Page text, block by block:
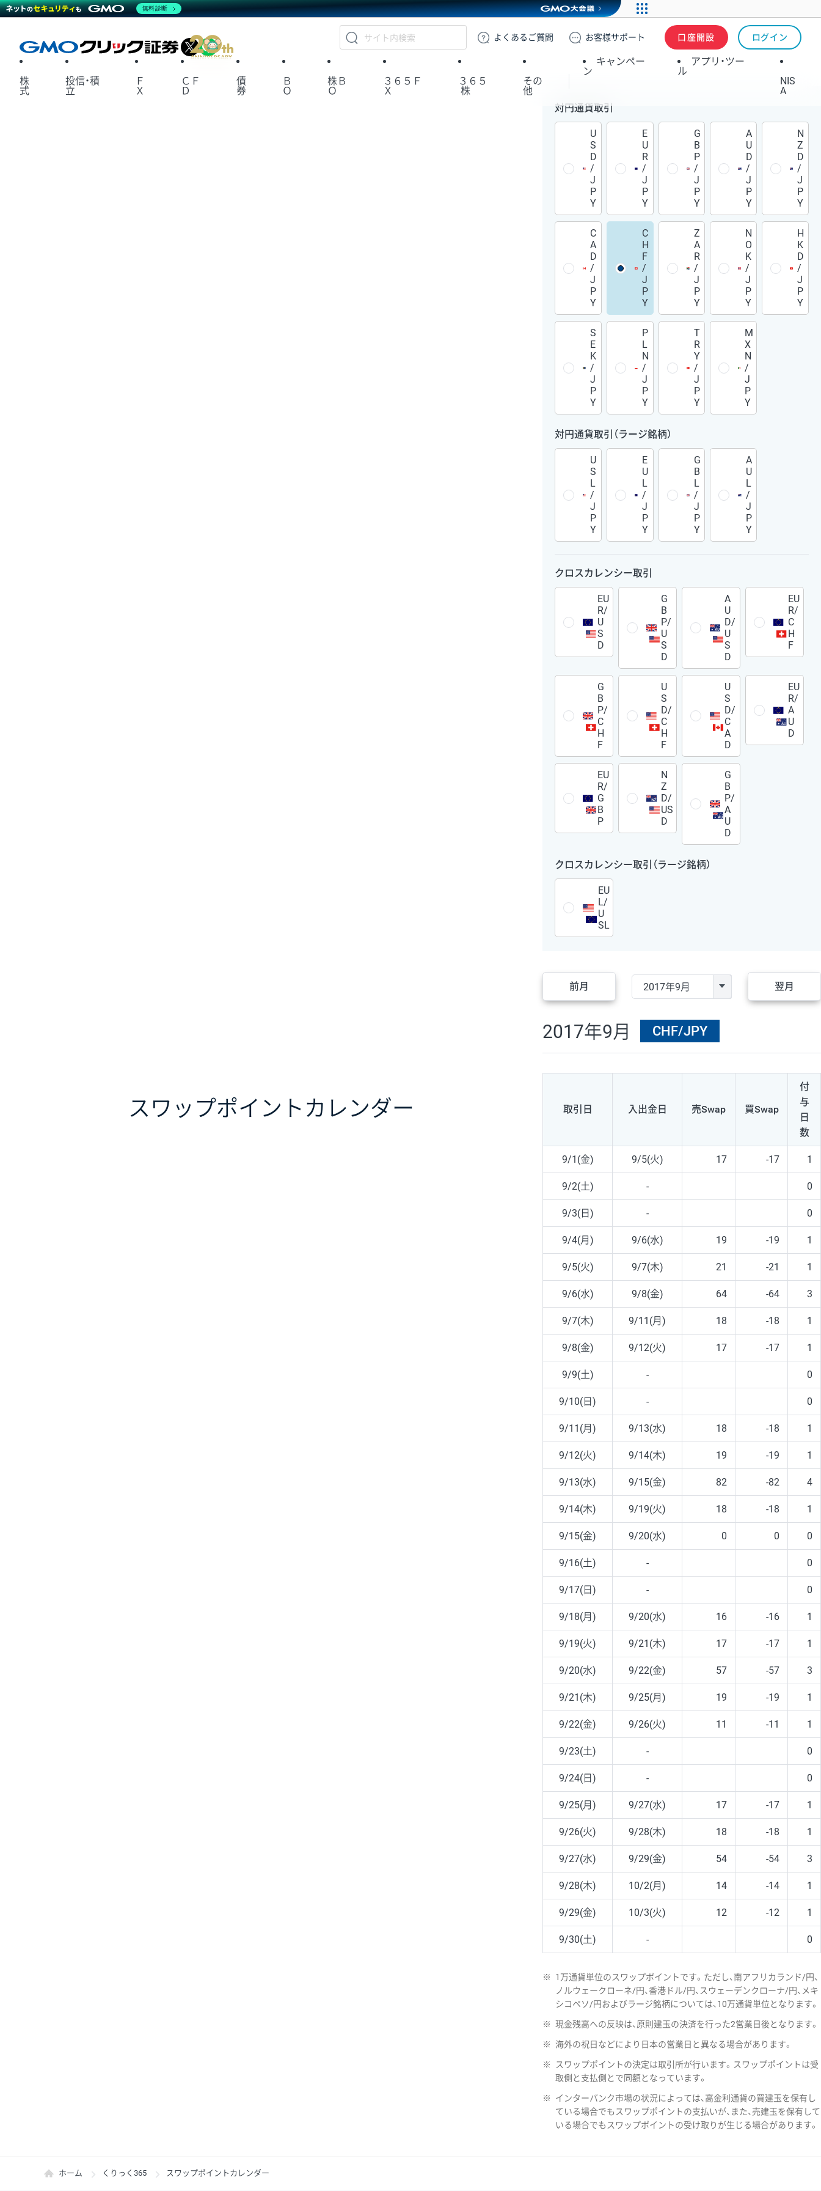
GMOクリック証券
よくある ご質問 お客様サポート 口座開設 ログイン
X
株
式
投信・積
立
Ｆ
Ｘ
ＣＦ
Ｄ
債
券
Ｂ
Ｏ
株Ｂ
Ｏ
３６５Ｆ
Ｘ
３６５
株
その
他
キャンペー
ン
アプリ・ツー
ル
NIS
A
スワップポイント カレンダー
対円通貨取引
U
S
D
/
J
P
Y
E
U
R
/
J
P
Y
G
B
P
/
J
P
Y
A
U
D
/
J
P
Y
N
Z
D
/
J
P
Y
C
A
D
/
J
P
Y
C
H
F
/
J
P
Y
Z
A
R
/
J
P
Y
N
O
K
/
J
P
Y
H
K
D
/
J
P
Y
S
E
K
/
J
P
Y
P
L
N
/
J
P
Y
T
R
Y
/
J
P
Y
M
X
N
/
J
P
Y
対円通貨取引（ラージ銘柄）
U
S
L
/
J
P
Y
E
U
L
/
J
P
Y
G
B
L
/
J
P
Y
A
U
L
/
J
P
Y
クロスカレンシー取引
EU
R/
U
S
D
G
B
P/
U
S
D
A
U
D/
U
S
D
EU
R/
C
H
F
G
B
P/
C
H
F
U
S
D/
C
H
F
U
S
D/
C
A
D
EU
R/
A
U
D
EU
R/
G
B
P
N
Z
D/
US
D
G
B
P/
A
U
D
クロスカレンシー取引（ラージ銘柄）
EU
L/
U
SL
前月 翌月
2017年9月 CHF/JPY
取引日 入出金日 売Swap 買Swap
付
与
日
数
9/1(金) 9/5(火) 17 -17 1
9/2(土) - 0
9/3(日) - 0
9/4(月) 9/6(水) 19 -19 1
9/5(火) 9/7(木) 21 -21 1
9/6(水) 9/8(金) 64 -64 3
9/7(木) 9/11(月) 18 -18 1
9/8(金) 9/12(火) 17 -17 1
9/9(土) - 0
9/10(日) - 0
9/11(月) 9/13(水) 18 -18 1
9/12(火) 9/14(木) 19 -19 1
9/13(水) 9/15(金) 82 -82 4
9/14(木) 9/19(火) 18 -18 1
9/15(金) 9/20(水) 0 0 0
9/16(土) - 0
9/17(日) - 0
9/18(月) 9/20(水) 16 -16 1
9/19(火) 9/21(木) 17 -17 1
9/20(水) 9/22(金) 57 -57 3
9/21(木) 9/25(月) 19 -19 1
9/22(金) 9/26(火) 11 -11 1
9/23(土) - 0
9/24(日) - 0
9/25(月) 9/27(水) 17 -17 1
9/26(火) 9/28(木) 18 -18 1
9/27(水) 9/29(金) 54 -54 3
9/28(木) 10/2(月) 14 -14 1
9/29(金) 10/3(火) 12 -12 1
9/30(土) - 0
※
1万通貨単位のスワップポイントです。ただし、南アフリカランド/円、
ノルウェークローネ/円、香港ドル/円、スウェーデンクローナ/円、メキ
シコペソ/円およびラージ銘柄については、10万通貨単位となります。
※ 現金残高への反映は、原則建玉の決済を行った2営業日後となります。
※ 海外の祝日などにより日本の営業日と異なる場合があります。
※
スワップポイントの決定は取引所が行います。スワップポイントは受
取側と支払側とで同額となっています。
※
インターバンク市場の状況によっては、高金利通貨の買建玉を保有し
ている場合でもスワップポイントの支払いが、また、売建玉を保有して
いる場合でもスワップポイントの受け取りが生じる場合があります。
ホーム くりっく365 スワップポイントカレンダー
無料診断